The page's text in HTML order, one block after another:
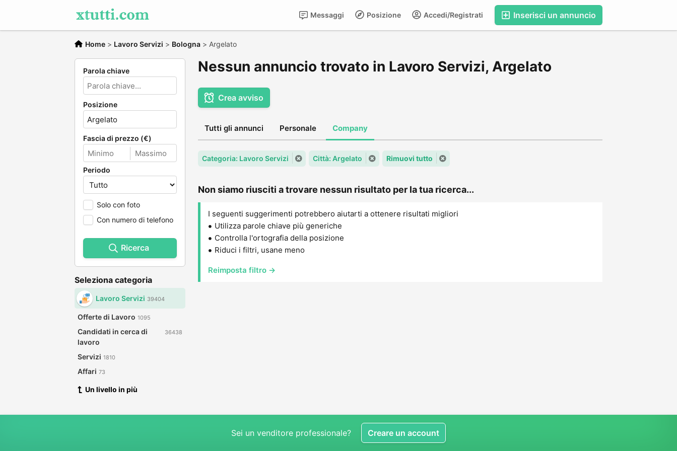
Inserisci un annuncio
Accedi/Registrati
Posizione
Messaggi
Home > Lavoro Servizi > Bologna > Argelato
Parola chiave
Posizione
Fascia di prezzo (€)
Periodo
Solo con foto
Con numero di telefono
Ricerca
Seleziona categoria
Lavoro Servizi 39404
Offerte di Lavoro 1095
Candidati in cerca di
lavoro
36438
Servizi 1810
Affari 73
Un livello in più
Nessun annuncio trovato in Lavoro Servizi, Argelato
Crea avviso
Tutti gli annunci Personale Company
Categoria: Lavoro Servizi Città: Argelato Rimuovi tutto
Non siamo riusciti a trovare nessun risultato per la tua ricerca...
I seguenti suggerimenti potrebbero aiutarti a ottenere risultati migliori
Utilizza parole chiave più generiche
Controlla l'ortografia della posizione
Riduci i filtri, usane meno
Reimposta filtro →
Sei un venditore professionale? Creare un account